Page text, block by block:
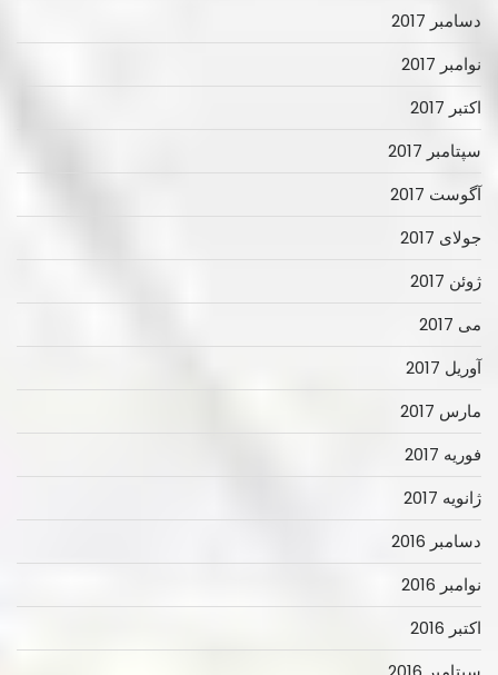
دسامبر 2017
نوامبر 2017
اکتبر 2017
سپتامبر 2017
آگوست 2017
جولای 2017
ژوئن 2017
می 2017
آوریل 2017
مارس 2017
فوریه 2017
ژانویه 2017
دسامبر 2016
نوامبر 2016
اکتبر 2016